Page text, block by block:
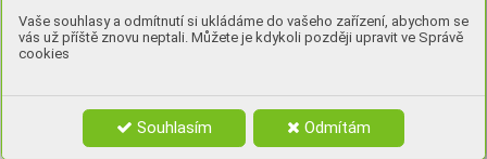
Vaše souhlasy a odmítnutí si ukládáme do vašeho zařízení, abychom se
vás už příště znovu neptali. Můžete je kdykoli později upravit ve Správě
cookies
Souhlasím Odmítám
třeba jeho konzumaci raději omezit. To však neznamená,
že se musíme „omezit“ i my – náhradní řešení existuje!
Cukry a sacharidy nejsou totéž. Cukry, tj. jednoduché
podskupinou sacharidů a právě jejich obsah by si měli
diabetici v jídelníčku bedlivě hlídat. Další z podskupin,
složité sacharidy (polysacharidy), naopak má ve stravě